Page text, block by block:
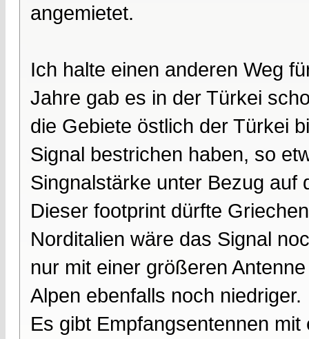
angemietet.
Ich halte einen anderen Weg
Jahre gab es in der Türkei
die Gebiete östlich der Türkei
Signal bestrichen haben, so
Singnalstärke unter Bezug auf
Dieser footprint dürfte
Norditalien wäre das Signal
nur mit einer größeren
Alpen ebenfalls noch niedriger.
Es gibt Empfangsentennen